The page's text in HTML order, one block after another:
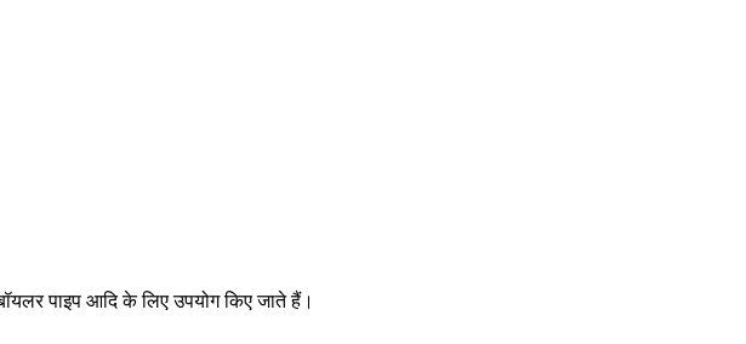
पाइप आदि के लिए उपयोग किए जाते हैं।